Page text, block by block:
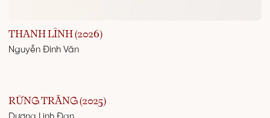
THANH LĨNH (2026)
Nguyễn Đình Văn
RỪNG TRĂNG (2025)